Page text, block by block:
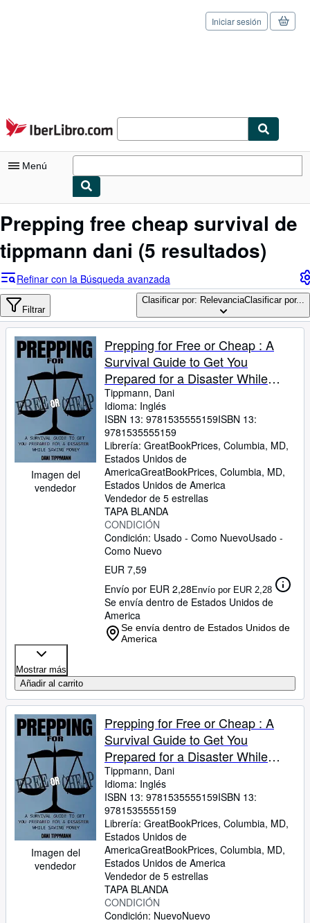
Pasar al contenido principal
IberLibro.com
Iniciar sesión
Menú
Consultar mis pedidos
Cerrar sesión
Búsqueda avanzada
Colecciones
Libros antiguos
Arte y coleccionismo
Vendedores
Comenzar a vender
Ayuda
CERRAR
Prepping free cheap survival de
tippmann dani (5 resultados)
Refinar con la Búsqueda avanzada
Filtrar
Clasificar por: RelevanciaClasificar por...
Imagen del
vendedor
Prepping for Free or Cheap : A
Survival Guide to Get You
Prepared for a Disaster While
Saving Money
Tippmann, Dani
Idioma: Inglés
ISBN 13: 9781535555159ISBN 13:
9781535555159
Librería: GreatBookPrices, Columbia, MD,
Estados Unidos de
AmericaGreatBookPrices, Columbia, MD,
Estados Unidos de America
Vendedor de 5 estrellas
TAPA BLANDA
CONDICIÓN
Condición: Usado - Como NuevoUsado -
Como Nuevo
EUR 7,59
Envío por EUR 2,28Envío por EUR 2,28
Se envía dentro de Estados Unidos de
America
Se envía dentro de Estados Unidos de
America
Mostrar más
Añadir al carrito
Imagen del
vendedor
Prepping for Free or Cheap : A
Survival Guide to Get You
Prepared for a Disaster While
Saving Money
Tippmann, Dani
Idioma: Inglés
ISBN 13: 9781535555159ISBN 13:
9781535555159
Librería: GreatBookPrices, Columbia, MD,
Estados Unidos de
AmericaGreatBookPrices, Columbia, MD,
Estados Unidos de America
Vendedor de 5 estrellas
TAPA BLANDA
CONDICIÓN
Condición: NuevoNuevo